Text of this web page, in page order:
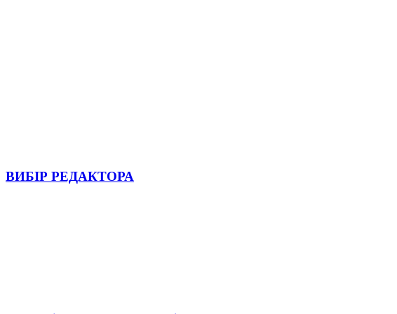
ВИБІР РЕДАКТОРА